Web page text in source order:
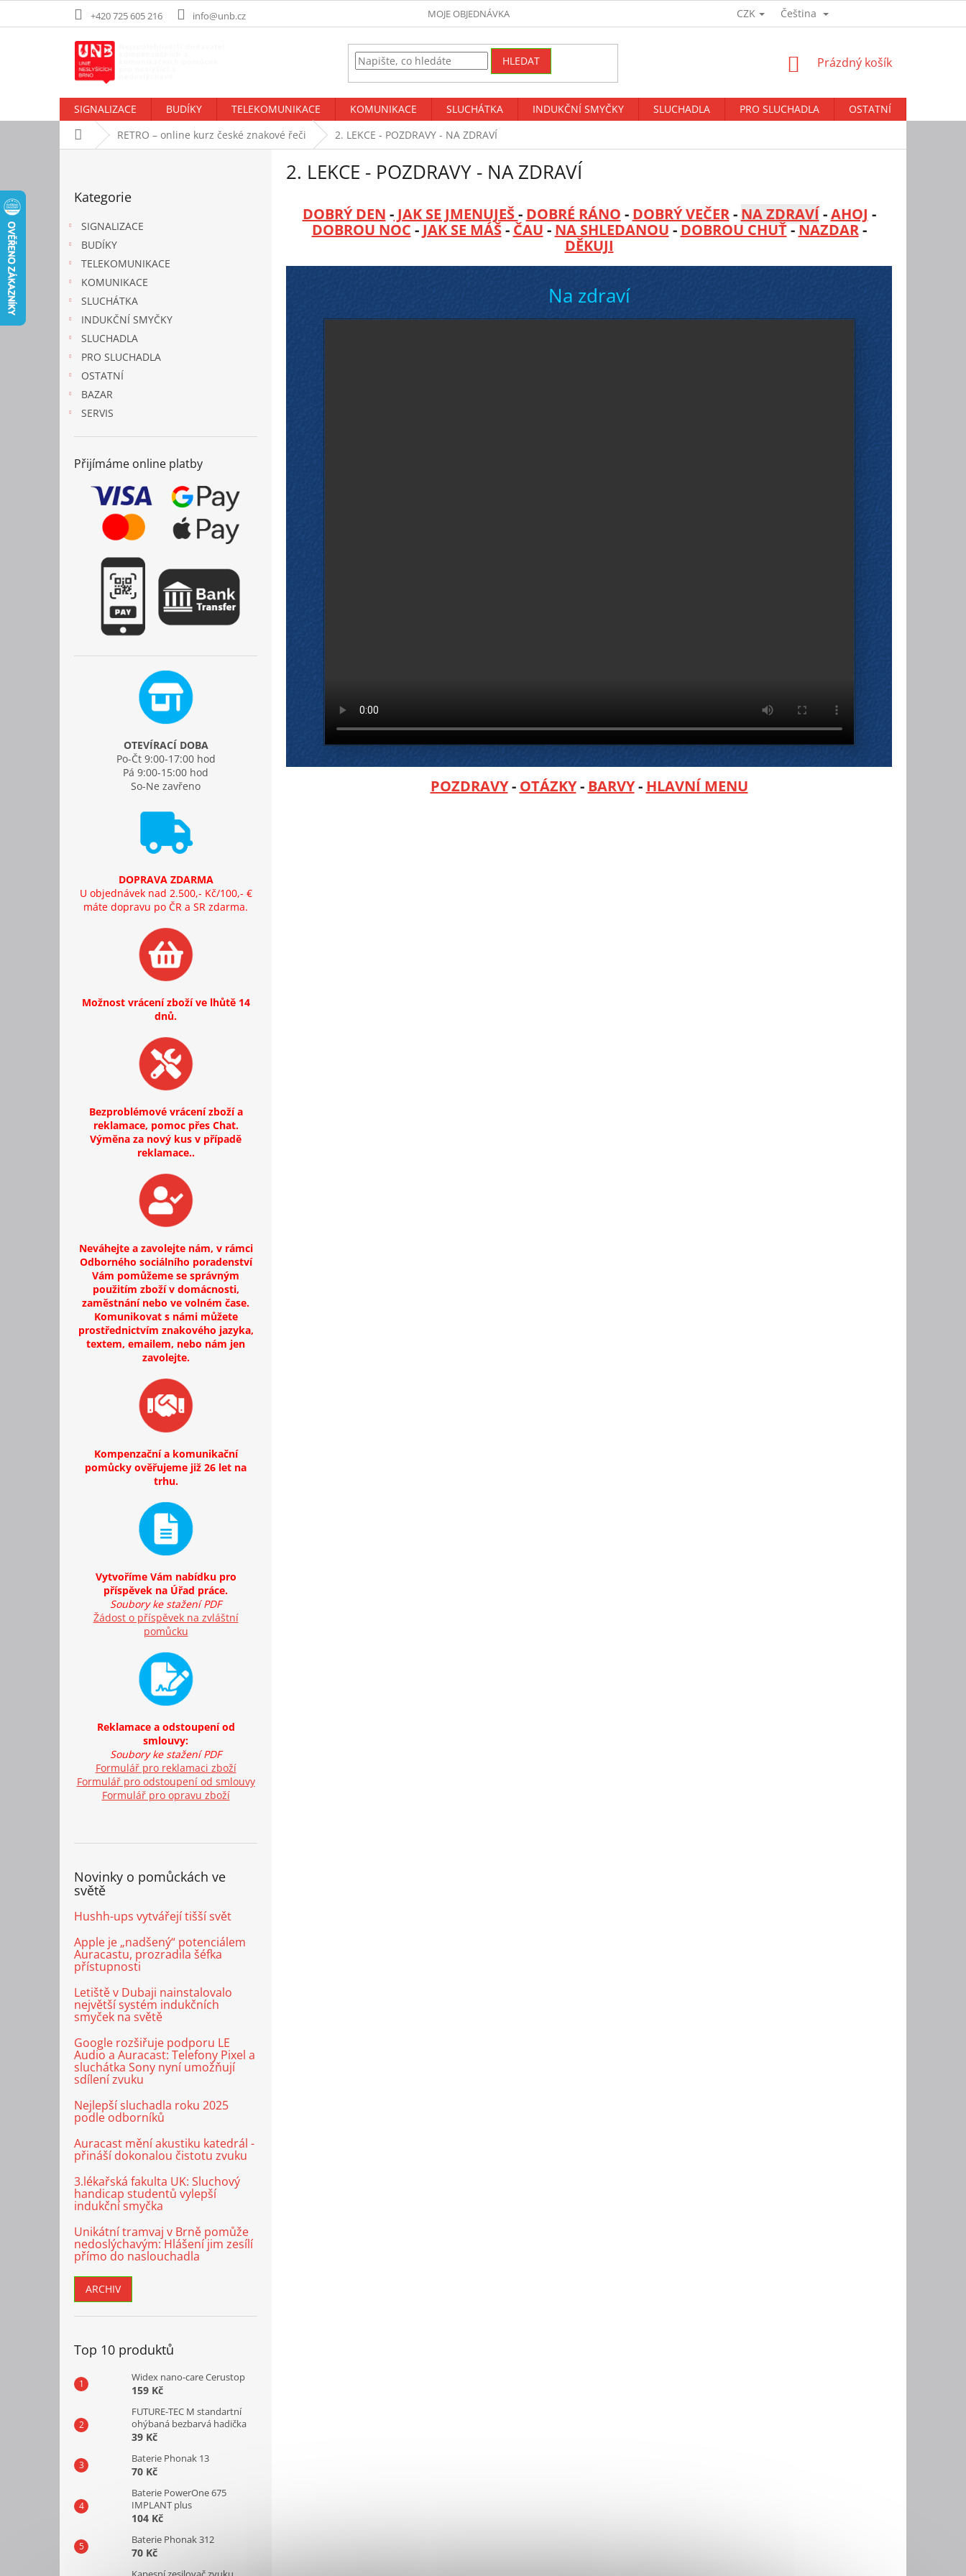
+420 725 605 216 info@unb.cz MOJE OBJEDNÁVKA CZK Čeština
HLEDAT
NÁKUPNÍ
Prázdný košík
SIGNALIZACE BUDÍKY TELEKOMUNIKACE KOMUNIKACE SLUCHÁTKA INDUKČNÍ SMYČKY SLUCHADLA PRO SLUCHADLA OSTATNÍ
Domů RETRO – online kurz české znakové řeči 2. LEKCE - POZDRAVY - NA ZDRAVÍ
kategorie
Kategorie
SIGNALIZACE
BUDÍKY
TELEKOMUNIKACE
KOMUNIKACE
SLUCHÁTKA
INDUKČNÍ SMYČKY
SLUCHADLA
PRO SLUCHADLA
OSTATNÍ
BAZAR
SERVIS
Přijímáme online platby
OTEVÍRACÍ DOBA
Po-Čt 9:00-17:00 hod
Pá 9:00-15:00 hod
So-Ne zavřeno
DOPRAVA ZDARMA
U objednávek nad 2.500,- Kč/100,- €
máte dopravu po ČR a SR zdarma.
Možnost vrácení zboží ve lhůtě 14
dnů.
Bezproblémové vrácení zboží a
reklamace, pomoc přes Chat.
Výměna za nový kus v případě
reklamace..
Neváhejte a zavolejte nám, v rámci
Odborného sociálního poradenství
Vám pomůžeme se správným
použitím zboží v domácnosti,
zaměstnání nebo ve volném čase.
Komunikovat s námi můžete
prostřednictvím znakového jazyka,
textem, emailem, nebo nám jen
zavolejte.
Kompenzační a komunikační
pomůcky ověřujeme již 26 let na
trhu.
Vytvoříme Vám nabídku pro
příspěvek na Úřad práce.
Soubory ke stažení PDF
Žádost o příspěvek na zvláštní
pomůcku
Reklamace a odstoupení od
smlouvy:
Soubory ke stažení PDF
Formulář pro reklamaci zboží
Formulář pro odstoupení od smlouvy
Formulář pro opravu zboží
Novinky o pomůckách ve
světě
Hushh-ups vytvářejí tišší svět
Apple je „nadšený“ potenciálem
Auracastu, prozradila šéfka
přístupnosti
Letiště v Dubaji nainstalovalo
největší systém indukčních
smyček na světě
Google rozšiřuje podporu LE
Audio a Auracast: Telefony Pixel a
sluchátka Sony nyní umožňují
sdílení zvuku
Nejlepší sluchadla roku 2025
podle odborníků
Auracast mění akustiku katedrál -
přináší dokonalou čistotu zvuku
3.lékařská fakulta UK: Sluchový
handicap studentů vylepší
indukční smyčka
Unikátní tramvaj v Brně pomůže
nedoslýchavým: Hlášení jim zesílí
přímo do naslouchadla
ARCHIV
Top 10 produktů
Widex nano-care Cerustop
159 Kč
FUTURE-TEC M standartní
ohýbaná bezbarvá hadička
39 Kč
Baterie Phonak 13
70 Kč
Baterie PowerOne 675
IMPLANT plus
104 Kč
Baterie Phonak 312
70 Kč
2. LEKCE - POZDRAVY - NA ZDRAVÍ
DOBRÝ DEN -JAK SE JMENUJEŠ- DOBRÉ RÁNO - DOBRÝ VEČER- NA ZDRAVÍ -AHOJ -
DOBROU NOC - JAK SE MÁŠ- ČAU - NA SHLEDANOU - DOBROU CHUŤ- NAZDAR-
DĚKUJI
Na zdraví
POZDRAVY- OTÁZKY- BARVY- HLAVNÍ MENU